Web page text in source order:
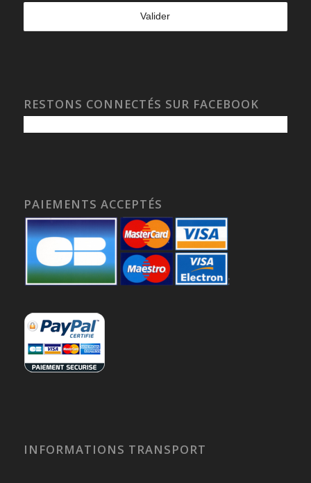
RESTONS CONNECTÉS SUR FACEBOOK
PAIEMENTS ACCEPTÉS
INFORMATIONS TRANSPORT